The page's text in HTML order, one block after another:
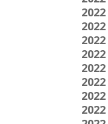
2022
2022
2022
2022
2022
2022
2022
2022